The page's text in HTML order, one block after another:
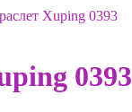
Xuping 0393
0393